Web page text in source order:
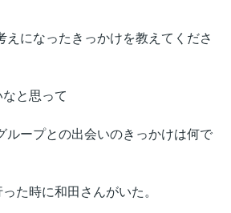
えになったきっかけを教えてくださ
と思って
ループとの出会いのきっかけは何で
た時に和田さんがいた。